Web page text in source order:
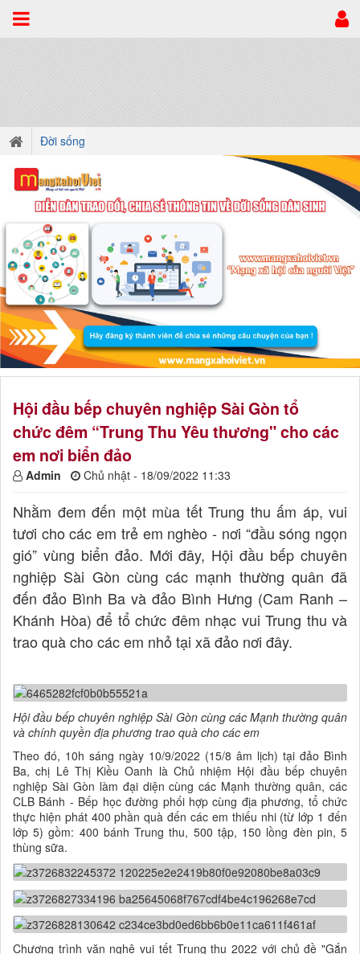
Đời sống
Hội đầu bếp chuyên nghiệp Sài Gòn tổ
chức đêm “Trung Thu Yêu thương" cho các
em nơi biển đảo
Admin Chủ nhật - 18/09/2022 11:33
Nhằm đem đến một mùa tết Trung thu ấm áp, vui
tươi cho các em trẻ em nghèo - nơi “đầu sóng ngọn
gió” vùng biển đảo. Mới đây, Hội đầu bếp chuyên
nghiệp Sài Gòn cùng các mạnh thường quân đã
đến đảo Bình Ba và đảo Bình Hưng (Cam Ranh –
Khánh Hòa) để tổ chức đêm nhạc vui Trung thu và
trao quà cho các em nhỏ tại xã đảo nơi đây.
Hội đầu bếp chuyên nghiệp Sài Gòn cùng các Mạnh thường quân
và chính quyền địa phương trao quà cho các em
Theo đó, 10h sáng ngày 10/9/2022 (15/8 âm lịch) tại đảo Bình
Ba, chị Lê Thị Kiều Oanh là Chủ nhiệm Hội đầu bếp chuyên
nghiệp Sài Gòn làm đại diện cùng các Mạnh thường quân, các
CLB Bánh - Bếp học đường phối hợp cùng địa phương, tổ chức
thực hiện phát 400 phần quà đến các em thiếu nhi (từ lớp 1 đến
lớp 5) gồm: 400 bánh Trung thu, 500 tập, 150 lồng đèn pin, 5
thùng sữa.
Chương trình văn nghệ vui tết Trung thu 2022 với chủ đề "Gắn